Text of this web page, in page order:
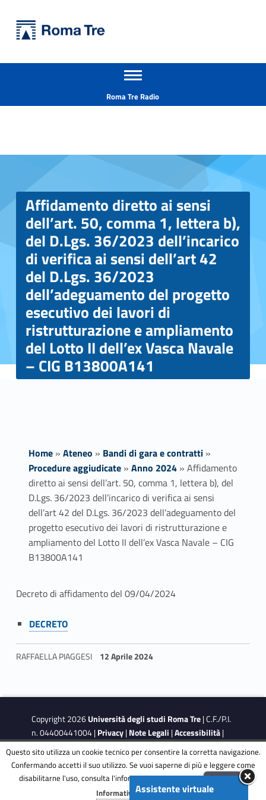
Affidamento diretto ai sensi dell’art. 50, comma 1, lettera b), del D.Lgs. 36/2023 dell’incarico di verifica ai sensi dell’art 42 del D.Lgs. 36/2023 dell’adeguamento del progetto esecutivo dei lavori di ristrutturazione e ampliamento del Lotto II dell’ex Vasca Navale - CIG B13800A141 - Università Roma Tre
Apri il menu secondario
Roma Tre Radio
Affidamento diretto ai sensi
dell’art. 50, comma 1, lettera b),
del D.Lgs. 36/2023 dell’incarico
di verifica ai sensi dell’art 42
del D.Lgs. 36/2023
dell’adeguamento del progetto
esecutivo dei lavori di
ristrutturazione e ampliamento
del Lotto II dell’ex Vasca Navale
– CIG B13800A141
Home» Ateneo » Bandi di gara e contratti»
Procedure aggiudicate» Anno 2024» Affidamento
diretto ai sensi dell’art. 50, comma 1, lettera b), del
D.Lgs. 36/2023 dell’incarico di verifica ai sensi
dell’art 42 del D.Lgs. 36/2023 dell’adeguamento del
progetto esecutivo dei lavori di ristrutturazione e
ampliamento del Lotto II dell’ex Vasca Navale – CIG
B13800A141
A
f
f
i
d
m
e
n
Decreto di affidamento del 09/04/2024
Link identifier #identifier__28866-1
DECRETO
RAFFAELLA PIAGGESI 12 Aprile 2024
Copyright 2026Università degli studi Roma Tre| C.F./P.I.
n. 04400441004 |Privacy|Note Legali |Accessibilità|
Obiettivi di accessibilità
| Dichiarazione di accessibilità
Assistente virtuale
This site is protected by reCAPTCHA and the GooglePrivacy
Terms of Serviceapply.
Questo sito utilizza un cookie tecnico per consentire la corretta navigazione.
Confermando accetti il suo utilizzo. Se vuoi saperne di più e leggere come
disabilitarne l'uso, consulta l'informativa estesa.ENG
Accetta
Informativa completa